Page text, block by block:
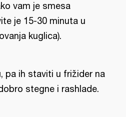
vam je smesa
je 15-30 minuta u
kuglica).
pa ih staviti u frižider na
stegne i rashlade.